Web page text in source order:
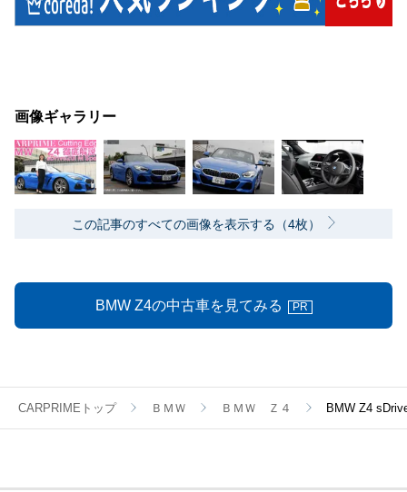
画像ギャラリー
この記事のすべての画像を表示する（4枚）
BMW Z4の中古車を見てみる PR
CARPRIMEトップ ＢＭＷ ＢＭＷ Ｚ４ BMW Z4